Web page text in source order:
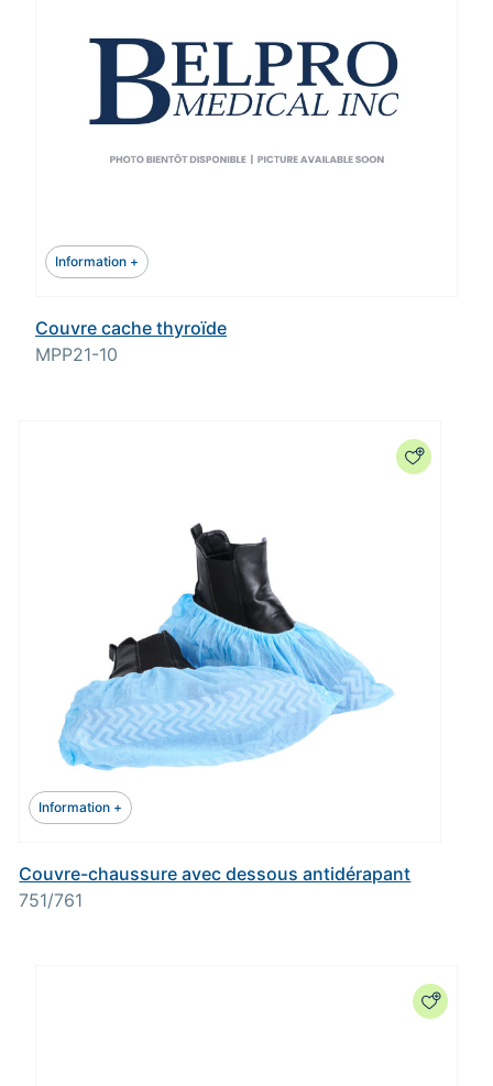
Information +
Couvre cache thyroïde
MPP21-10
Information +
Couvre-chaussure avec dessous antidérapant
751/761